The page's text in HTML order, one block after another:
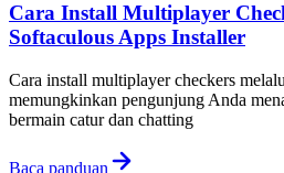
Cara Install Multiplayer
Softaculous Apps Installer
Cara install multiplayer checkers
memungkinkan pengunjung Anda
bermain catur dan chatting
Baca panduan